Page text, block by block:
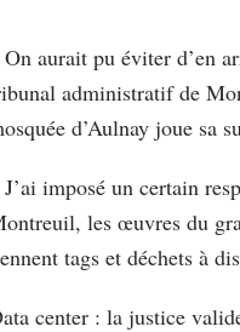
On aurait pu éviter d’en
administratif de
d’Aulnay joue sa
J’ai imposé un certain
les œuvres du
tags et déchets à
center : la justice